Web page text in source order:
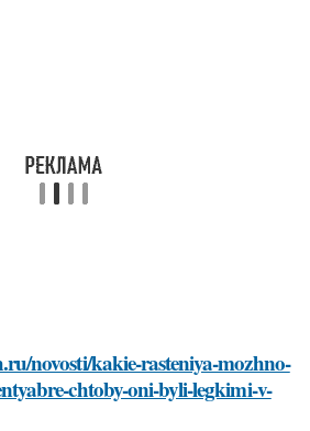
novosti/kakie-rasteniya-mozhno-
chtoby-oni-byli-legkimi-v-